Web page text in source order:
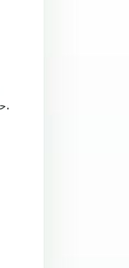
حيث سيكون عليه اختيار غاريث بيل أو المهاجم البرازيلي رودريغو، للعب إلى جانب كريم بنزيمة.